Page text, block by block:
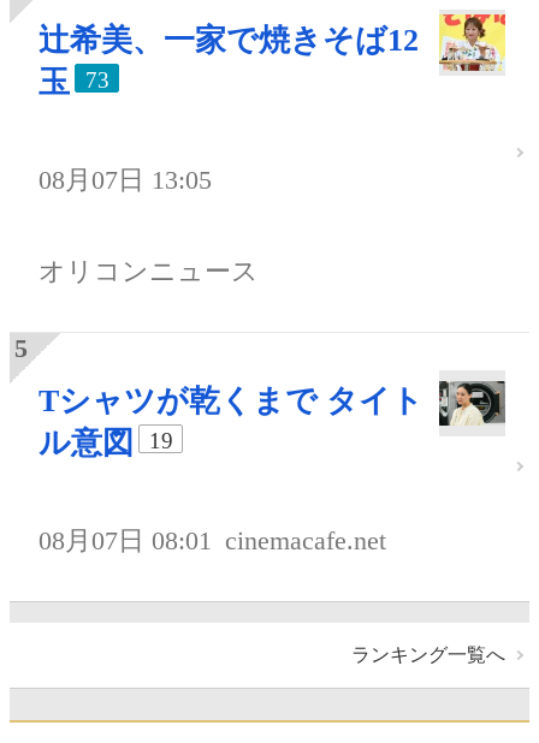
辻希美、一家で焼きそば12
玉
73
08月07日 13:05
オリコンニュース
Tシャツが乾くまで タイト
ル意図
19
08月07日 08:01 cinemacafe.net
ランキング一覧へ